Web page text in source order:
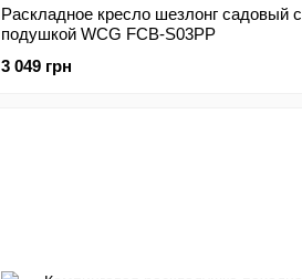
Раскладное кресло шезлонг садовый с
подушкой WCG FCB-S03PP
3 049 грн